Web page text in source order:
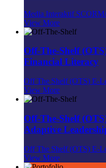
Media Interaktif
View More
Off-The-Shelf
Financial Literacy
Off The Shelf (OTS) E-
View More
Off-The-Shelf
Adaptive
Off The Shelf (OTS) E-
View More